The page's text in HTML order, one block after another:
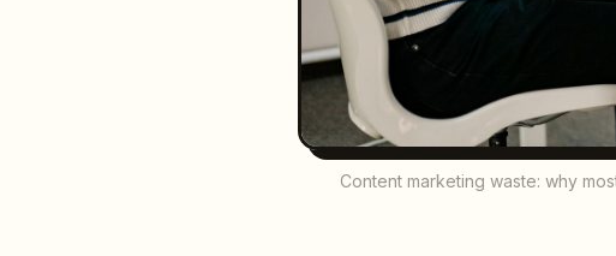
Content marketing waste: why